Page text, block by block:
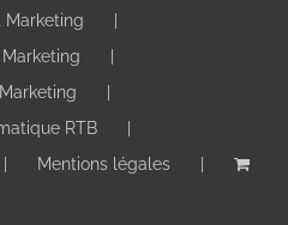
Marketing
RTB
Mentions légales